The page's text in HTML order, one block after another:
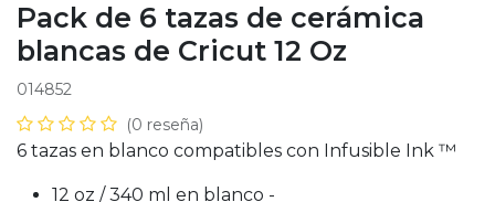
Pack de 6 tazas de cerámica
blancas de Cricut 12 Oz
014852
(0 reseña)
6 tazas en blanco compatibles con Infusible Ink ™
12 oz / 340 ml en blanco -